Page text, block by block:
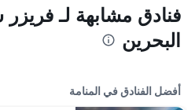
فنادق مشابهة لـ
البحرين
أفضل الفنادق في المنامة